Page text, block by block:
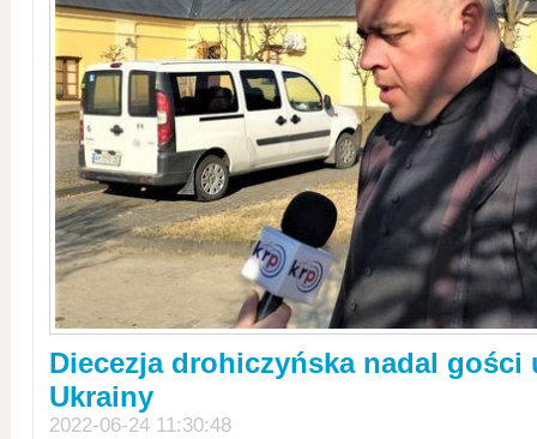
Diecezja drohiczyńska nadal gości
Ukrainy
2022-06-24 11:30:48